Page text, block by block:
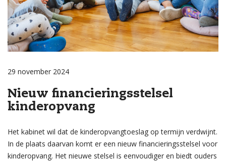
29 november 2024
Nieuw financieringsstelsel
kinderopvang
Het kabinet wil dat de kinderopvangtoeslag op termijn verdwijnt.
In de plaats daarvan komt er een nieuw financieringsstelsel voor
kinderopvang. Het nieuwe stelsel is eenvoudiger en biedt ouders